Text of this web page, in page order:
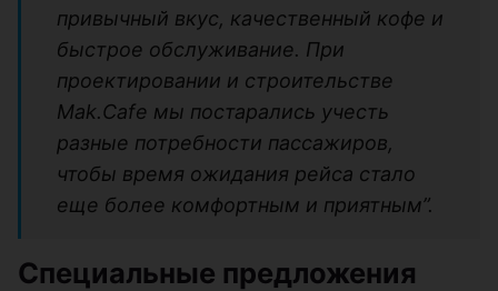
привычный вкус, качественный кофе и
быстрое обслуживание. При
проектировании и строительстве
Mak.Cafe мы постарались учесть
разные потребности пассажиров,
чтобы время ожидания рейса стало
еще более комфортным и приятным”.
Специальные предложения